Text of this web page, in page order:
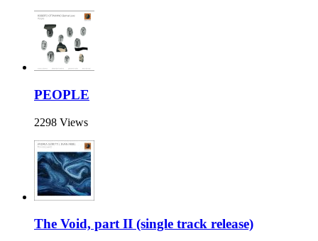
PEOPLE
2298 Views
The Void, part II (single track release)